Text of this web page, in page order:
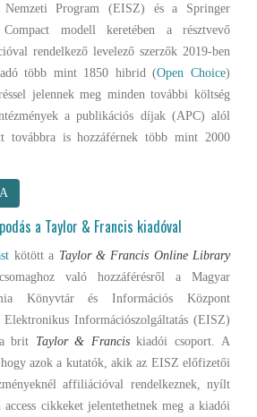
Nemzeti Program (EISZ) és a Springer
modell keretében a résztvevő
rendelkező levelező szerzők 2019-ben
több mint 1850 hibrid (Open Choice)
jelennek meg minden további költség
a publikációs díjak (APC) alól
továbbra is hozzáférnek több mint 2000
a Taylor & Francis kiadóval
kötött a Taylor & Francis Online Library
való hozzáférésről a Magyar
Könyvtár és Információs Központ
Elektronikus Információszolgáltatás (EISZ)
brit Taylor & Franciskiadói csoport. A
hogy azok a kutatók, akik az EISZ előfizetői
affiliációval rendelkeznek, nyílt
access cikkeket jelentethetnek meg a kiadói